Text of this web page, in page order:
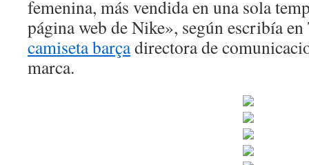
femenina, más vendida en una sola
página web de Nike», según escribía
camiseta barçadirectora de
marca.